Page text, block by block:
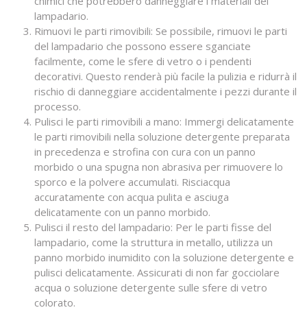
lampadario.
Rimuovi le parti rimovibili: Se possibile, rimuovi le parti
del lampadario che possono essere sganciate
facilmente, come le sfere di vetro o i pendenti
decorativi. Questo renderà più facile la pulizia e ridurrà il
rischio di danneggiare accidentalmente i pezzi durante il
processo.
Pulisci le parti rimovibili a mano: Immergi delicatamente
le parti rimovibili nella soluzione detergente preparata
in precedenza e strofina con cura con un panno
morbido o una spugna non abrasiva per rimuovere lo
sporco e la polvere accumulati. Risciacqua
accuratamente con acqua pulita e asciuga
delicatamente con un panno morbido.
Pulisci il resto del lampadario: Per le parti fisse del
lampadario, come la struttura in metallo, utilizza un
panno morbido inumidito con la soluzione detergente e
pulisci delicatamente. Assicurati di non far gocciolare
acqua o soluzione detergente sulle sfere di vetro
colorato.